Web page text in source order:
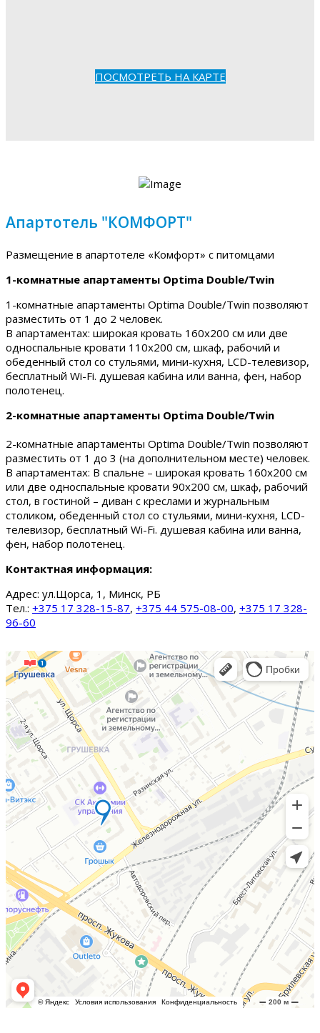
ПОСМОТРЕТЬ НА КАРТЕ
Апартотель "КОМФОРТ"
Размещение в апартотеле «Комфорт» с питомцами
1-комнатные апартаменты Optima Double/Twin
1-комнатные апартаменты Optima Double/Twin позволяют
разместить от 1 до 2 человек.
В апартаментах: широкая кровать 160х200 см или две
односпальные кровати 110х200 см, шкаф, рабочий и
обеденный стол со стульями, мини-кухня, LCD-телевизор,
бесплатный Wi-Fi. душевая кабина или ванна, фен, набор
полотенец.
2-комнатные апартаменты Optima Double/Twin
2-комнатные апартаменты Optima Double/Twin позволяют
разместить от 1 до 3 (на дополнительном месте) человек.
В апартаментах: В спальне – широкая кровать 160х200 см
или две односпальные кровати 90х200 см, шкаф, рабочий
стол, в гостиной – диван с креслами и журнальным
столиком, обеденный стол со стульями, мини-кухня, LCD-
телевизор, бесплатный Wi-Fi. душевая кабина или ванна,
фен, набор полотенец.
Контактная информация:
Адрес: ул.Щорса, 1, Минск, РБ
Тел.: +375 17 328-15-87, +375 44 575-08-00, +375 17 328-
96-60